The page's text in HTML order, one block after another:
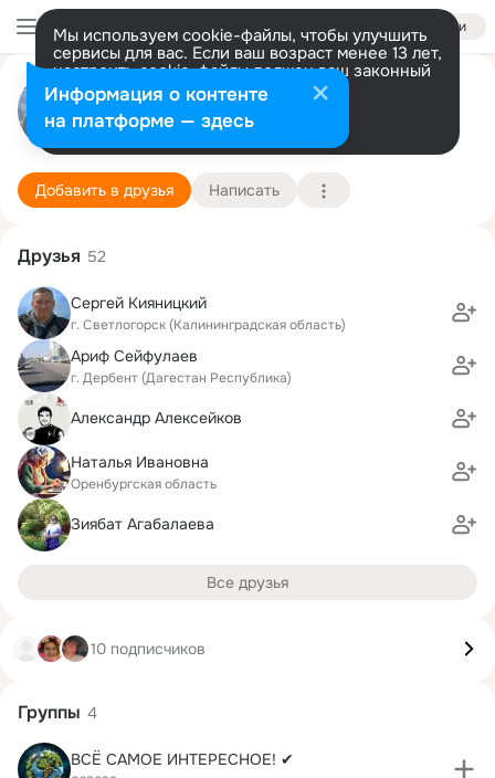
Войти
Мы используем cookie-файлы, чтобы улучшить
сервисы для вас. Если ваш возраст менее 13 лет,
настроить cookie-файлы должен ваш законный
представитель. Больше информации
Разрешить все Настроить
Руслан Шихахмедов
Рига 26 июля (57 лет)
Подробнее
Добавить в друзья Написать
Друзья 52
Сергей Кияницкий
г. Светлогорск (Калининградская область)
Ариф Сейфулаев
г. Дербент (Дагестан Республика)
Александр Алексейков
Наталья Ивановна
Оренбургская область
Зиябат Агабалаева
Все друзья
10 подписчиков
Группы 4
ВСЁ САМОЕ ИНТЕРЕСНОЕ! ✔
Информация о контенте
на платформе — здесь